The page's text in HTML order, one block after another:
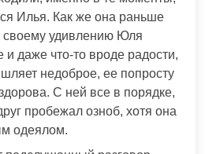
Илья. Как же она раньше
своему удивлению Юля
и даже что-то вроде радости,
недоброе, ее попросту
С ней все в порядке,
пробежал озноб, хотя она
одеялом.